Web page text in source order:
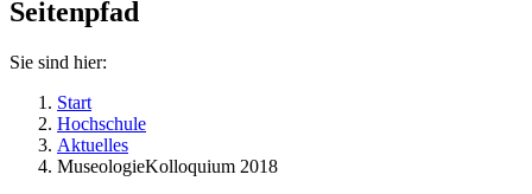
Seitenpfad
Sie sind hier:
Start
Hochschule
Aktuelles
MuseologieKolloquium 2018